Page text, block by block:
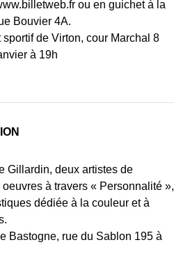
ou en guichet à la
Bouvier 4A.
de Virton, cour Marchal 8
à 19h
Gillardin, deux artistes de
à travers « Personnalité »,
dédiée à la couleur et à
Bastogne, rue du Sablon 195 à